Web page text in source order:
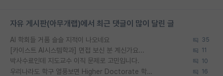
자유 게시판(아무개랩)에서 최근 댓글이 많이 달린 글
AI 학회들 거품 슬슬 지적이 나오네요 35
[카이스트 AI시스템학과] 면접 보신 분 계신가요... 11
박사수료인데 지도교수 이직 문제로 고민입니다. 10
우리나라도 학구 열풍보면 Higher Doctorate 학위가 필요하다고 봅니다. 16